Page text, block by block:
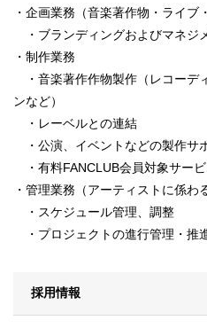
・企画業務（音楽著作物・ライブ
・ブランディングおよびマネジ
・制作業務
・音楽著作作物製作（レコーデ
ンなど）
・レーベルとの連結
・公演、イベントなどの製作サ
・有料FANCLUB会員対象サー
・管理業務（アーティストに係わ
・スケジュール管理、調整
・プロジェクトの進行管理・推
採用情報